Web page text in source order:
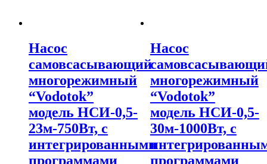
Насос
самовсасывающий
многорежимный
“Vodotok”
модель НСИ-0,5-
23м-750Вт, с
интегрированными
программами
Насос
многорежимный
“Vodotok”
модель НСИ-0,5-
30м-1000Вт, с
программами